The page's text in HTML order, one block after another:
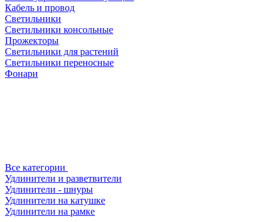
Кабель и провод
Светильники
Светильники консольные
Прожекторы
Светильники для растений
Светильники переносные
Фонари
Все категории
Удлинители и разветвители
Удлинители - шнуры
Удлинители на катушке
Удлинители на рамке